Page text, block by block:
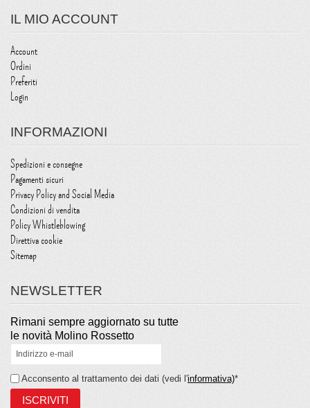
IL MIO ACCOUNT
Account
Ordini
Preferiti
Login
INFORMAZIONI
Spedizioni e consegne
Pagamenti sicuri
Privacy Policy and Social Media
Condizioni di vendita
Policy Whistleblowing
Direttiva cookie
Sitemap
NEWSLETTER
Rimani sempre aggiornato su tutte
le novità Molino Rossetto
Acconsento al trattamento dei dati (vedi l'informativa)*